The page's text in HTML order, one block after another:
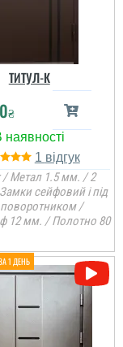
ТИТУЛ-К
₴
1
/ Метал 1.5 мм. / 2
сейфовий і під
поворотником /
12 мм. / Полотно 80